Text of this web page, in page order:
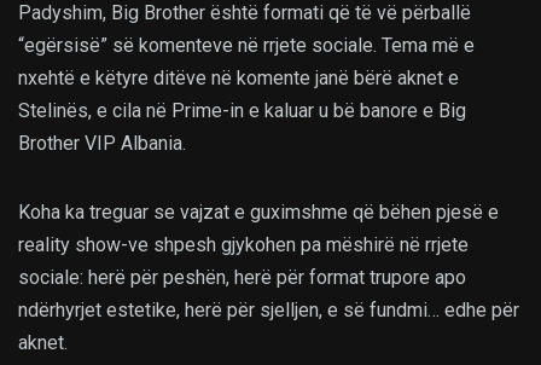
Padyshim, Big Brother është formati që të vë përballë
“egërsisë” së komenteve në rrjete sociale. Tema më e
nxehtë e këtyre ditëve në komente janë bërë aknet e
Stelinës, e cila në Prime-in e kaluar u bë banore e Big
Brother VIP Albania.
Koha ka treguar se vajzat e guximshme që bëhen pjesë e
reality show-ve shpesh gjykohen pa mëshirë në rrjete
sociale: herë për peshën, herë për format trupore apo
ndërhyrjet estetike, herë për sjelljen, e së fundmi… edhe për
aknet.